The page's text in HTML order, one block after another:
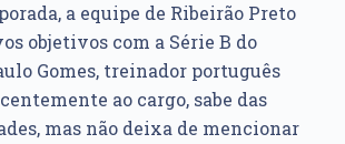
a equipe de Ribeirão Preto
objetivos com a Série B do
Gomes, treinador português
ao cargo, sabe das
mas não deixa de mencionar